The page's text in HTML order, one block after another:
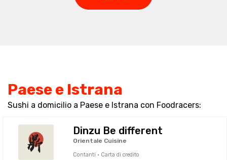
Paese e Istrana
Sushi a domicilio a Paese e Istrana con Foodracers:
Dinzu Be different
Orientale Cuisine
Contanti · Carta di credito